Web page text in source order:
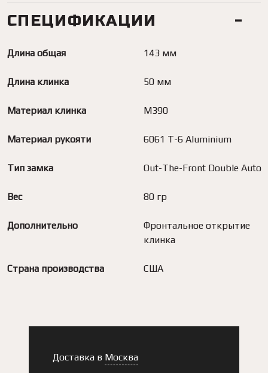
СПЕЦИФИКАЦИИ
Длина общая 143 мм
Длина клинка 50 мм
Материал клинка M390
Материал рукояти 6061 T-6 Aluminium
Тип замка Out-The-Front Double Auto
Вес 80 гр
Дополнительно
Фронтальное открытие
клинка
Страна производства США
Доставка в Москва